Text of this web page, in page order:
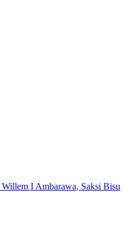
I Ambarawa, Saksi Bisu